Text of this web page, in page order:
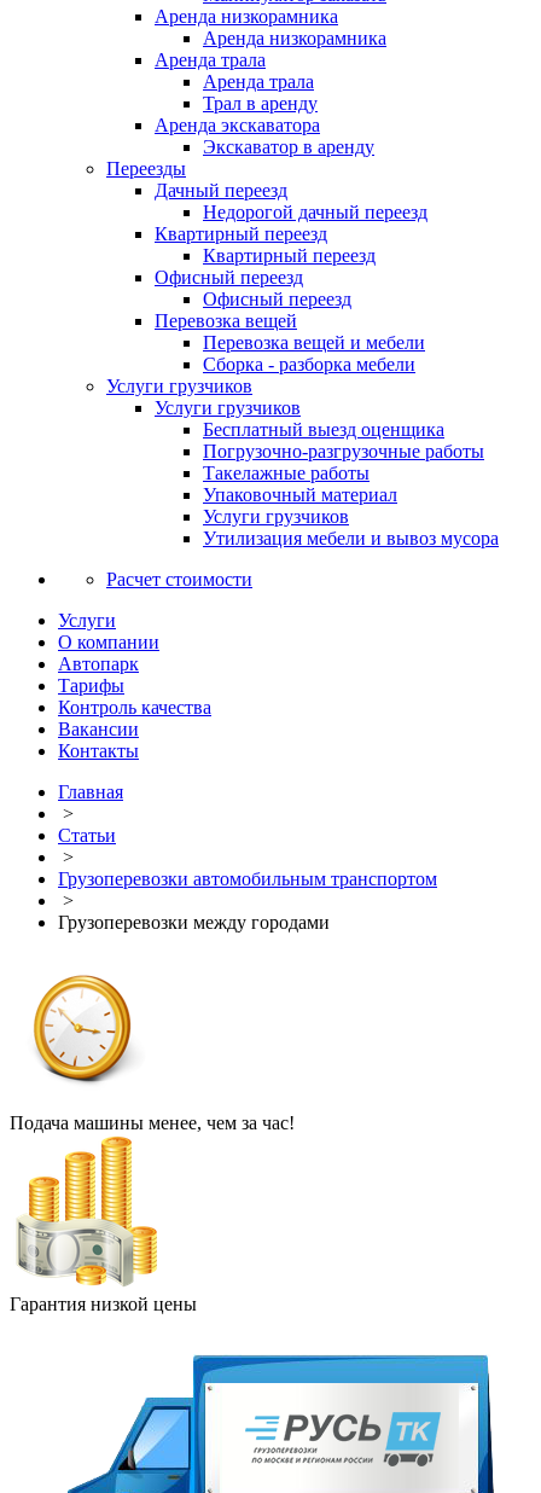
Аренда низкорамника
Аренда низкорамника
Аренда трала
Аренда трала
Трал в аренду
Аренда экскаватора
Экскаватор в аренду
Переезды
Дачный переезд
Недорогой дачный переезд
Квартирный переезд
Квартирный переезд
Офисный переезд
Офисный переезд
Перевозка вещей
Перевозка вещей и мебели
Сборка - разборка мебели
Услуги грузчиков
Услуги грузчиков
Бесплатный выезд оценщика
Погрузочно-разгрузочные работы
Такелажные работы
Упаковочный материал
Услуги грузчиков
Утилизация мебели и вывоз мусора
Расчет стоимости
Услуги
О компании
Автопарк
Тарифы
Контроль качества
Вакансии
Контакты
Главная
>
Статьи
>
Грузоперевозки автомобильным транспортом
>
Грузоперевозки между городами
Подача машины менее, чем за час!
Гарантия низкой цены